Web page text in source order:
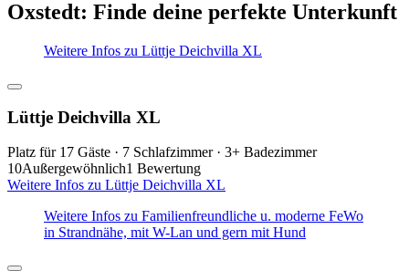
Oxstedt: Finde deine perfekte Unterkunft
Weitere Infos zu Lüttje Deichvilla XL
Lüttje Deichvilla XL
Platz für 17 Gäste · 7 Schlafzimmer · 3+ Badezimmer
10Außergewöhnlich1 Bewertung
Weitere Infos zu Lüttje Deichvilla XL
Weitere Infos zu Familienfreundliche u. moderne FeWo
in Strandnähe, mit W-Lan und gern mit Hund